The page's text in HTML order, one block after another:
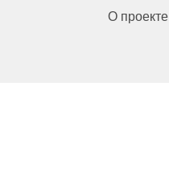
О проекте